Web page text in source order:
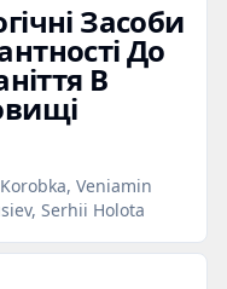
Засоби
До
В
Veniamin
Serhii Holota